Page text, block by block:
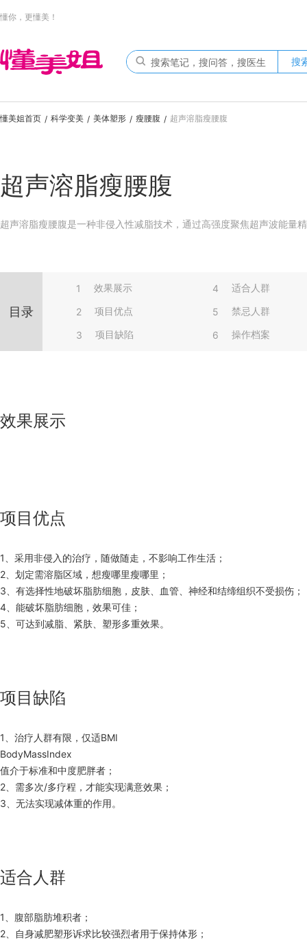
懂你，更懂美！
搜
懂美姐首页 / 科学变美 / 美体塑形 / 瘦腰腹 / 超声溶脂瘦腰腹
超声溶脂瘦腰腹
超声溶脂瘦腰腹是一种非侵入性减脂技术，通过高强度聚焦超声波能量
目录
1 效果展示
2 项目优点
3 项目缺陷
4 适合人群
5 禁忌人群
6 操作档案
效果展示
项目优点
1、采用非侵入的治疗，随做随走，不影响工作生活；
2、划定需溶脂区域，想瘦哪里瘦哪里；
3、有选择性地破坏脂肪细胞，皮肤、血管、神经和结缔组织不受损伤；
4、能破坏脂肪细胞，效果可佳；
5、可达到减脂、紧肤、塑形多重效果。
项目缺陷
1、治疗人群有限，仅适BMI
BodyMassIndex
值介于标准和中度肥胖者；
2、需多次/多疗程，才能实现满意效果；
3、无法实现减体重的作用。
适合人群
1、腹部脂肪堆积者；
2、自身减肥塑形诉求比较强烈者用于保持体形；